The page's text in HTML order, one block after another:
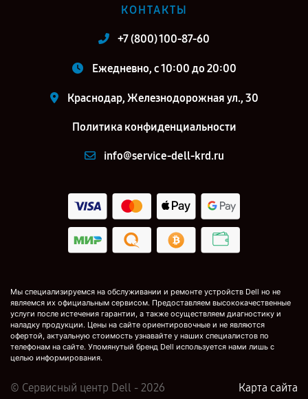
КОНТАКТЫ
+7 (800) 100-87-60
Ежедневно, с 10:00 до 20:00
Краснодар, Железнодорожная ул., 30
Политика конфиденциальности
info@service-dell-krd.ru
Мы специализируемся на обслуживании и ремонте устройств Dell но не
являемся их официальным сервисом. Предоставляем высококачественные
услуги после истечения гарантии, а также осуществляем диагностику и
наладку продукции. Цены на сайте ориентировочные и не являются
офертой, актуальную стоимость узнавайте у наших специалистов по
телефонам на сайте. Упомянутый бренд Dell используется нами лишь с
целью информирования.
© Сервисный центр Dell - 2026 Карта сайта